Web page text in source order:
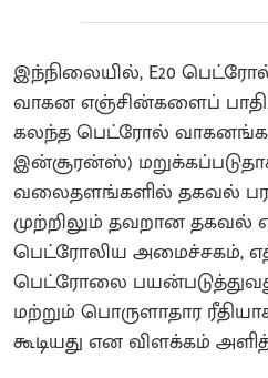
இந்நிலையில், E20
வாகன எஞ்சின்களைப்
கலந்த பெட்ரோல்
இன்சூரன்ஸ்)
வலைதளங்களில் தகவல்
முற்றிலும் தவறான தகவல்
பெட்ரோலிய அமைச்சகம்,
பெட்ரோலை
மற்றும் பொருளாதார
கூடியது என விளக்கம்